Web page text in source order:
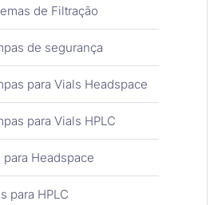
de Filtração
de segurança
para Vials Headspace
para Vials HPLC
para Headspace
para HPLC